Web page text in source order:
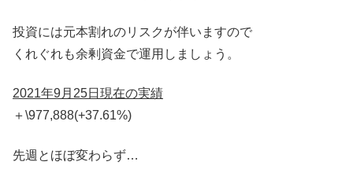
投資には元本割れのリスクが伴いますので
くれぐれも余剰資金で運用しましょう。
2021年9月25日現在の実績
＋\977,888(+37.61%)
先週とほぼ変わらず…